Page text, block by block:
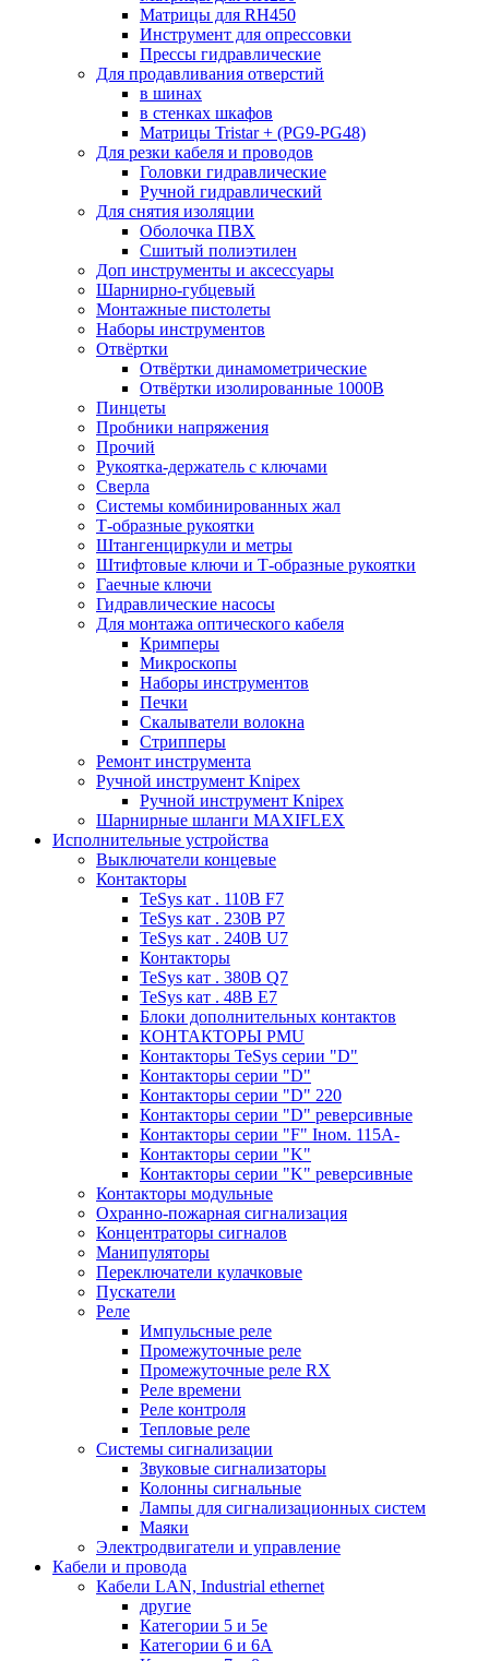
Матрицы для RH450
Инструмент для опрессовки
Прессы гидравлические
Для продавливания отверстий
в шинах
в стенках шкафов
Матрицы Tristar + (PG9-PG48)
Для резки кабеля и проводов
Головки гидравлические
Ручной гидравлический
Для снятия изоляции
Оболочка ПВХ
Сшитый полиэтилен
Доп инструменты и аксессуары
Шарнирно-губцевый
Монтажные пистолеты
Наборы инструментов
Отвёртки
Отвёртки динамометрические
Отвёртки изолированные 1000В
Пинцеты
Пробники напряжения
Прочий
Рукоятка-держатель с ключами
Сверла
Системы комбинированных жал
Т-образные рукоятки
Штангенциркули и метры
Штифтовые ключи и Т-образные рукоятки
Гаечные ключи
Гидравлические насосы
Для монтажа оптического кабеля
Кримперы
Микроскопы
Наборы инструментов
Печки
Скалыватели волокна
Стрипперы
Ремонт инструмента
Ручной инструмент Knipex
Ручной инструмент Knipex
Шарнирные шланги MAXIFLEX
Исполнительные устройства
Выключатели концевые
Контакторы
TeSys кат . 110В F7
TeSys кат . 230В P7
TeSys кат . 240В U7
Контакторы
TeSys кат . 380В Q7
TeSys кат . 48В E7
Блоки дополнительных контактов
КОНТАКТОРЫ PMU
Контакторы TeSys серии "D"
Контакторы серии "D"
Контакторы серии "D" 220
Контакторы серии "D" реверсивные
Контакторы серии "F" Iном. 115А-
Контакторы серии "K"
Контакторы серии "K" реверсивные
Контакторы модульные
Охранно-пожарная сигнализация
Концентраторы сигналов
Манипуляторы
Переключатели кулачковые
Пускатели
Реле
Импульсные реле
Промежуточные реле
Промежуточные реле RX
Реле времени
Реле контроля
Тепловые реле
Системы сигнализации
Звуковые сигнализаторы
Колонны сигнальные
Лампы для сигнализационных систем
Маяки
Электродвигатели и управление
Кабели и провода
Кабели LAN, Industrial ethernet
другие
Категории 5 и 5е
Категории 6 и 6A